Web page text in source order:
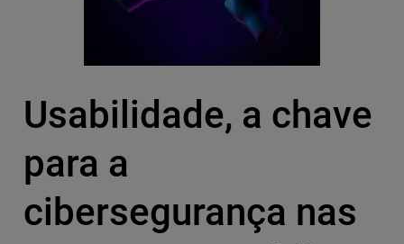
Usabilidade, a chave
para a
cibersegurança nas